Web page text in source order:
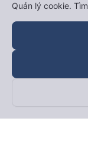
Theo dõi
Quản lý cookie.